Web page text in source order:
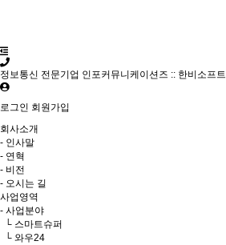
정보통신 전문기업 인포커뮤니케이션즈 :: 한비소프트
로그인 회원가입
회사소개
- 인사말
- 연혁
- 비전
- 오시는 길
사업영역
- 사업분야
└ 스마트슈퍼
└ 와우24